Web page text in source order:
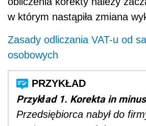
w którym nastąpiła zmiana
Zasady odliczania VAT-u od
osobowych
Przykład 1. Korekta in minus
Przedsiębiorca nabył do